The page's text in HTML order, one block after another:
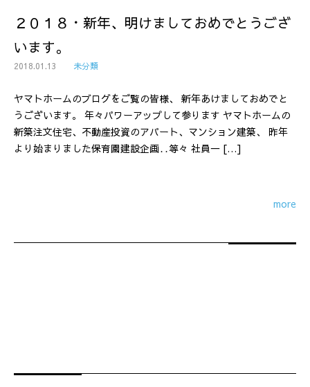
２０１８・新年、明けましておめでとうござ
います。
2018.01.13 未分類
ヤマトホームのブログをご覧の皆様、 新年あけましておめでと
うございます。 年々パワーアップして参ります ヤマトホームの
新築注文住宅、不動産投資のアパート、マンション建築、 昨年
より始まりました保育園建設企画‥等々 社員一 […]
more